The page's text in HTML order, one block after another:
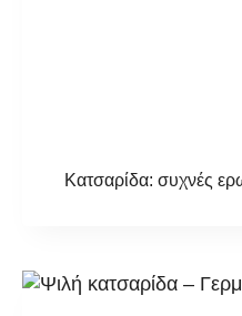
Κατσαρίδα: συχνές